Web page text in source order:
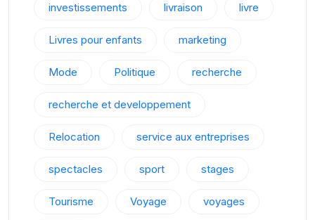
investissements livraison livre
Livres pour enfants marketing
Mode Politique recherche
recherche et developpement
Relocation service aux entreprises
spectacles sport stages
Tourisme Voyage voyages